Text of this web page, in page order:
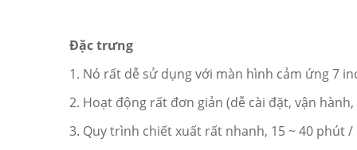
Đặc trưng
1. Nó rất dễ sử dụng với màn hình cảm ứng 7
2. Hoạt động rất đơn giản (dễ cài đặt, vận
3. Quy trình chiết xuất rất nhanh, 15 ~ 40 phút